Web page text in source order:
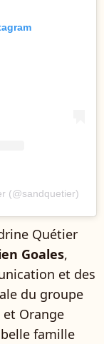
(@sandquetier)
Quétier
Goales,
et des
du groupe
Orange
famille